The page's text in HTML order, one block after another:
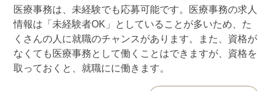
医療事務は、未経験でも応募可能です。医療事務の求人
情報は「未経験者OK」としていることが多いため、た
くさんの人に就職のチャンスがあります。また、資格が
なくても医療事務として働くことはできますが、資格を
取っておくと、就職にに働きます。